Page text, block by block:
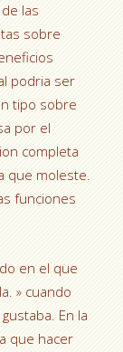
las
sobre
podri­a ser
tipo sobre
por el
completa
que moleste.
funciones
en el que
» cuando
En la
que hacer